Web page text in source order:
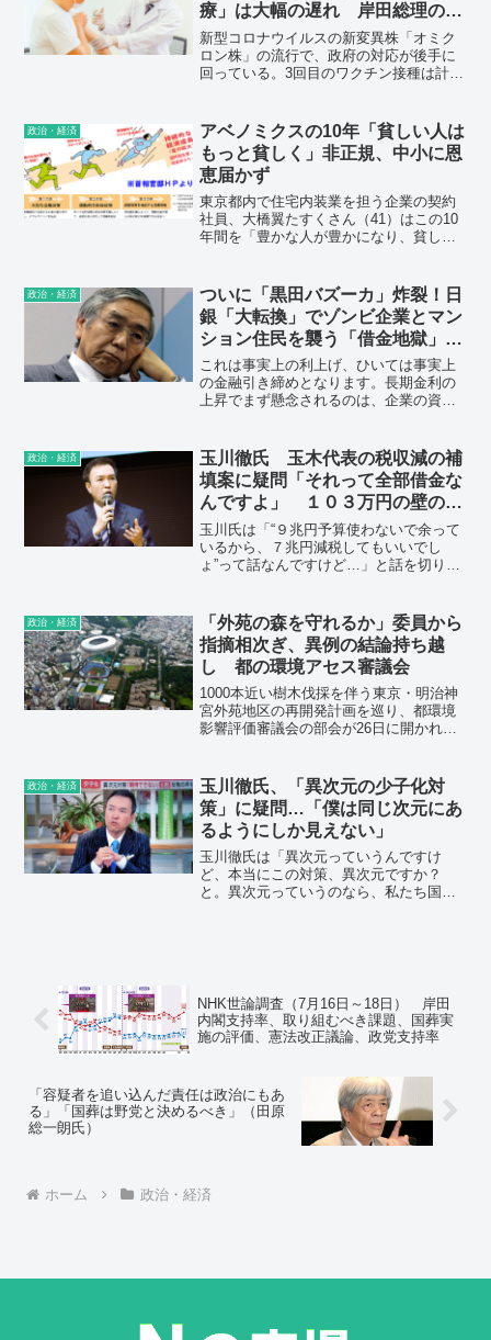
療」は大幅の遅れ 岸田総理の無
能さがバレて支持率はダウン
新型コロナウイルスの新変異株「オミク
ロン株」の流行で、政府の対応が後手に
回っている。3回目のワクチン接種は計画
想定した万全の体制」（岸田文雄首相）
にほころびが生じた。『屋根を修理する
なら日が照っているうちに限る』という
ケネディ元米大統領の言葉を引用した
が、首相のコロナ対応は嵐の最中に必死
で修理しているように見える。時間がか
かり、そのうち家も水浸しになってしま
う。
政治・経済
アベノミクスの10年「貧しい人は
もっと貧しく」非正規、中小に恩
恵届かず
東京都内で住宅内装業を担う企業の契約
社員、大橋翼たすくさん（41）はこの10
年間を「豊かな人が豊かになり、貧しい
が、「景気が良くなった実感はない」と
いう。
政治・経済
ついに「黒田バズーカ」炸裂！日
銀「大転換」でゾンビ企業とマン
ション住民を襲う「借金地獄」の
厳しすぎる現実
これは事実上の利上げ、ひいては事実上
の金融引き締めとなります。長期金利の
上昇でまず懸念されるのは、企業の資金
す。
政治・経済
玉川徹氏 玉木代表の税収減の補
填案に疑問「それって全部借金な
んですよ」 １０３万円の壁の引
き上げに伴う「精緻な議論が国会
で」
玉川氏は「“９兆円予算使わないで余って
いるから、７兆円減税してもいいでし
ょ”って話なんですけど…」と話を切り出
けて玉川氏は「それって全部借金なんで
す、国債なんですよ。」
政治・経済
「外苑の森を守れるか」委員から
指摘相次ぎ、異例の結論持ち越
し 都の環境アセス審議会
1000本近い樹木伐採を伴う東京・明治神
宮外苑地区の再開発計画を巡り、都環境
影響評価審議会の部会が26日に開かれ、
藤利晃日本大教授が「外苑の森が守られ
るか、現段階では極めて不透明だ」と指
摘するなど、委員の疑念が払拭できず、
異例の結論持ち越しとなった。
政治・経済
玉川徹氏、「異次元の少子化対
策」に疑問…「僕は同じ次元にあ
るようにしか見えない」
玉川徹氏は「異次元っていうんですけ
ど、本当にこの対策、異次元ですか？
と。異次元っていうのなら、私たち国民
NHK世論調査（7月16日～18日） 岸田
内閣支持率、取り組むべき課題、国葬実
施の評価、憲法改正議論、政党支持率
「容疑者を追い込んだ責任は政治にもあ
る」「国葬は野党と決めるべき」（田原
総一朗氏）
ホーム 政治・経済